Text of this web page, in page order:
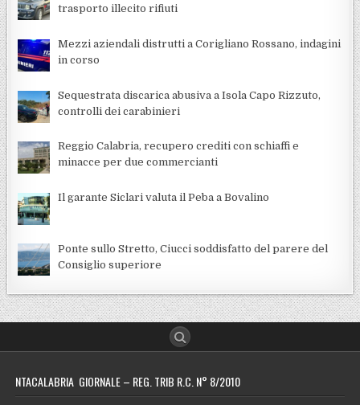
trasporto illecito rifiuti
Mezzi aziendali distrutti a Corigliano Rossano, indagini
in corso
Sequestrata discarica abusiva a Isola Capo Rizzuto,
controlli dei carabinieri
Reggio Calabria, recupero crediti con schiaffi e
minacce per due commercianti
Il garante Siclari valuta il Peba a Bovalino
Ponte sullo Stretto, Ciucci soddisfatto del parere del
Consiglio superiore
NTACALABRIA GIORNALE – REG. TRIB R.C. N° 8/2010